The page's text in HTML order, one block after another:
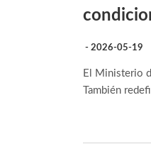
- 2026-05-19
El Ministerio
También